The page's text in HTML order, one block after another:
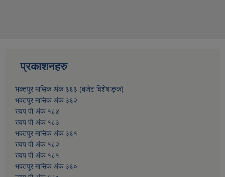
प्रकाशनहरु
भक्तपुर मासिक अंक ३६३ (बजेट विशेषाङ्क)
भक्तपुर मासिक अंक ३६२
ख्वप पौ अंक १८४
ख्वप पौ अंक १८३
भक्तपुर मासिक अंक ३६१
ख्वप पौ अंक १८२
ख्वप पौ अंक १८१
भक्तपुर मासिक अंक ३६०